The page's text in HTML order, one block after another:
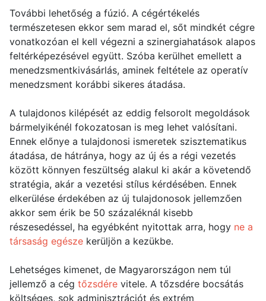
További lehetőség a fúzió. A cégértékelés
természetesen ekkor sem marad el, sőt mindkét cégre
vonatkozóan el kell végezni a szinergiahatások alapos
feltérképezésével együtt. Szóba kerülhet emellett a
menedzsmentkivásárlás, aminek feltétele az operatív
menedzsment korábbi sikeres átadása.
A tulajdonos kilépését az eddig felsorolt megoldások
bármelyikénél fokozatosan is meg lehet valósítani.
Ennek előnye a tulajdonosi ismeretek szisztematikus
átadása, de hátránya, hogy az új és a régi vezetés
között könnyen feszültség alakul ki akár a követendő
stratégia, akár a vezetési stílus kérdésében. Ennek
elkerülése érdekében az új tulajdonosok jellemzően
akkor sem érik be 50 százaléknál kisebb
részesedéssel, ha egyébként nyitottak arra, hogy ne a
társaság egésze kerüljön a kezükbe.
Lehetséges kimenet, de Magyarországon nem túl
jellemző a cég tőzsdére vitele. A tőzsdére bocsátás
költséges, sok adminisztrációt és extrém